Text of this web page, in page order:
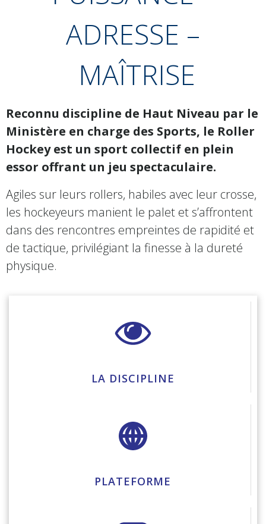
ADRESSE –
MAÎTRISE
Reconnu discipline de Haut Niveau par le
Ministère en charge des Sports, le Roller
Hockey est un sport collectif en plein
essor offrant un jeu spectaculaire.
Agiles sur leurs rollers, habiles avec leur crosse,
les hockeyeurs manient le palet et s’affrontent
dans des rencontres empreintes de rapidité et
de tactique, privilégiant la finesse à la dureté
physique.
LA DISCIPLINE
PLATEFORME